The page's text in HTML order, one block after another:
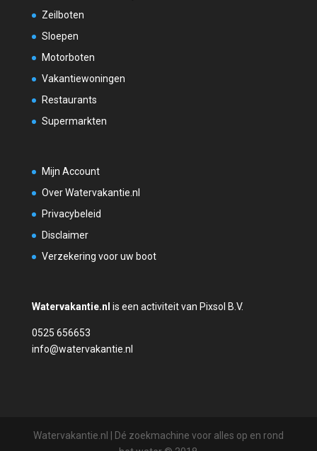
Zeilboten
Sloepen
Motorboten
Vakantiewoningen
Restaurants
Supermarkten
Mijn Account
Over Watervakantie.nl
Privacybeleid
Disclaimer
Verzekering voor uw boot
Watervakantie.nl is een activiteit van Pixsol B.V.
0525 656653
info@watervakantie.nl
Watervakantie.nl | Dé zoekmachine voor alles op en rond